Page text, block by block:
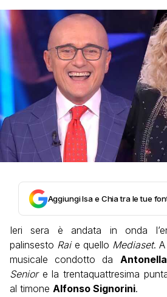
Aggiungi Isa e Chia tra le tue
Ieri sera è andata in onda
palinsesto Raie quello Mediaset.
musicale condotto da
Seniore la trentaquattresima
al timone Alfonso Signorini.